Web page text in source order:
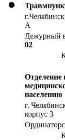
А
Дежурный
02
Отделение
населению
г.
корпус 3